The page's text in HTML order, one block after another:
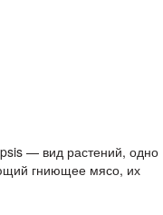
— вид растений, одно
гниющее мясо, их